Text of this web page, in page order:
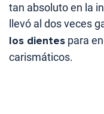
tan absoluto en la
llevó al dos veces
los dientes para
carismáticos.